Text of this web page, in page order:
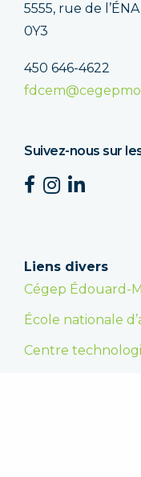
5555, rue de
0Y3
450 646-4622
Suivez-nous sur
Liens divers
Cégep Édouard-
École nationale
Centre